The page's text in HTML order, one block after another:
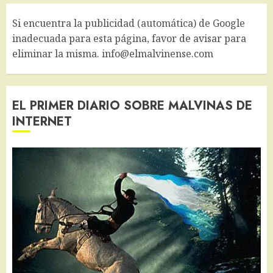
Si encuentra la publicidad (automática) de Google
inadecuada para esta página, favor de avisar para
eliminar la misma. info@elmalvinense.com
EL PRIMER DIARIO SOBRE MALVINAS DE
INTERNET